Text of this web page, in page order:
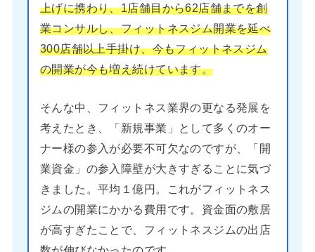
上げに携わり、1店舗目から62店舗までを創
業コンサルし、フィットネスジム開業を延べ
300店舗以上手掛け、今もフィットネスジム
の開業が今も増え続けています。
そんな中、フィットネス業界の更なる発展を
考えたとき、「新規事業」として多くのオー
ナー様の参入が必要不可欠なのですが、「開
業資金」の参入障壁が大きすぎることに気づ
きました。平均１億円。これがフィットネス
ジムの開業にかかる費用です。資金面の敷居
が高すぎたことで、フィットネスジムの出店